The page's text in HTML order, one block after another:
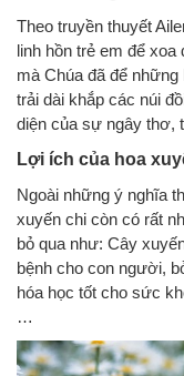
Theo truyền thuyết
linh hồn trẻ em để
mà Chúa đã để
trải dài khắp các núi
diện của sự ngây thơ,
Lợi ích của hoa
Ngoài những ý nghĩa
xuyến chi còn có rất
bỏ qua như: Cây
bệnh cho con người,
hóa học tốt cho sức
…